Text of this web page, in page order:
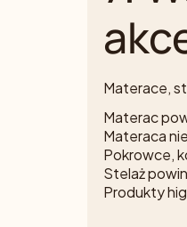
Materace,
Materac
Materaca
Pokrowce,
Stelaż
Produkty